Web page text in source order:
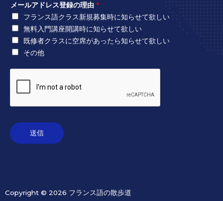
メールアドレス登録の理由 *
フランス語クラス新規募集時に知らせて欲しい
無料入門講座開講時に知らせて欲しい
既修者クラスに空席があったら知らせて欲しい
その他
送信
Copyright © 2026 フランス語の散歩道